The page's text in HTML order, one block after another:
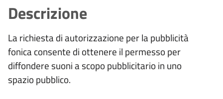
Descrizione
La richiesta di autorizzazione per la pubblicità
fonica consente di ottenere il permesso per
diffondere suoni a scopo pubblicitario in uno
spazio pubblico.